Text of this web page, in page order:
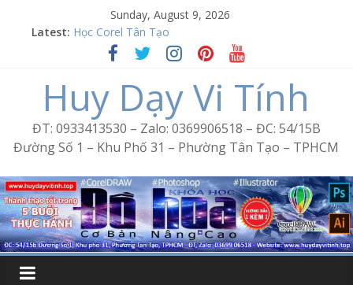
Sunday, August 9, 2026
Latest: Học Corel Tân Tạo
Cách tạo USB Boot bằng Ventoy
Khóa học Photoshop tại Tân Tạo
Excel Bình Trị Đông – Vi tính văn phòng cấp tốc
Word Bình Trị Đông – Tin học văn phòng cấp tốc
Huy Dạy Vi Tính
ĐT: 0933413530 – Zalo: 0369906518 – ĐC: 54/15B
Đường Số 1 – Khu Phố 31 – Phường Tân Tạo – TPHCM